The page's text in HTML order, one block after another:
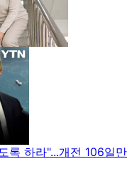
록 하라"...개전 106일만